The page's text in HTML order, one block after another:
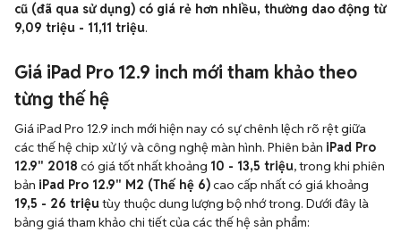
cũ (đã qua sử dụng) có giá rẻ hơn nhiều, thường dao động từ
9,09 triệu - 11,11 triệu.
Giá iPad Pro 12.9 inch mới tham khảo theo
từng thế hệ
Giá iPad Pro 12.9 inch mới hiện nay có sự chênh lệch rõ rệt giữa
các thế hệ chip xử lý và công nghệ màn hình. Phiên bản iPad Pro
12.9" 2018 có giá tốt nhất khoảng 10 - 13,5 triệu, trong khi phiên
bản iPad Pro 12.9" M2 (Thế hệ 6)cao cấp nhất có giá khoảng
19,5 - 26 triệutùy thuộc dung lượng bộ nhớ trong. Dưới đây là
bảng giá tham khảo chi tiết của các thế hệ sản phẩm: